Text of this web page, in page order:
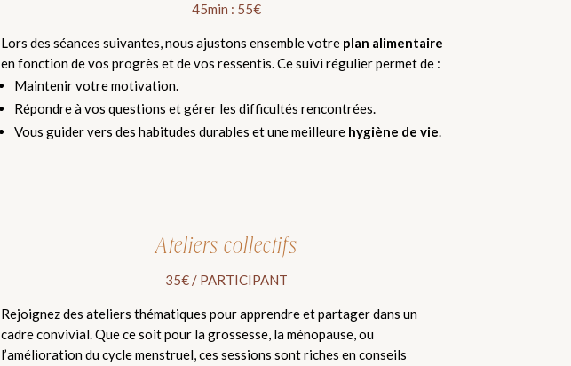
45min : 55€
Lors des séances suivantes, nous ajustons ensemble votre plan alimentaire
en fonction de vos progrès et de vos ressentis. Ce suivi régulier permet de :
Maintenir votre motivation.
Répondre à vos questions et gérer les difficultés rencontrées.
Vous guider vers des habitudes durables et une meilleure hygiène de vie.
Ateliers collectifs
35€ / PARTICIPANT
Rejoignez des ateliers thématiques pour apprendre et partager dans un
cadre convivial. Que ce soit pour la grossesse, la ménopause, ou
l’amélioration du cycle menstruel, ces sessions sont riches en conseils